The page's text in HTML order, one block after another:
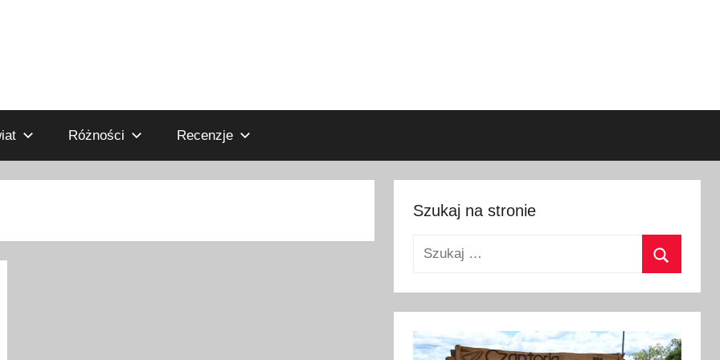
Różności Recenzje
Szukaj na stronie
Szukaj: